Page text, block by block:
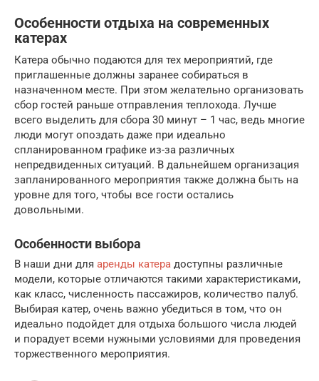
Особенности отдыха на современных
катерах
Катера обычно подаются для тех мероприятий, где
приглашенные должны заранее собираться в
назначенном месте. При этом желательно организовать
сбор гостей раньше отправления теплохода. Лучше
всего выделить для сбора 30 минут – 1 час, ведь многие
люди могут опоздать даже при идеально
спланированном графике из-за различных
непредвиденных ситуаций. В дальнейшем организация
запланированного мероприятия также должна быть на
уровне для того, чтобы все гости остались
довольными.
Особенности выбора
В наши дни для аренды катера доступны различные
модели, которые отличаются такими характеристиками,
как класс, численность пассажиров, количество палуб.
Выбирая катер, очень важно убедиться в том, что он
идеально подойдет для отдыха большого числа людей
и порадует всеми нужными условиями для проведения
торжественного мероприятия.